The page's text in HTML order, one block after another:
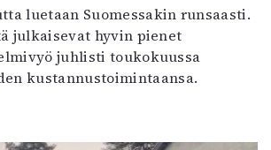
luetaan Suomessakin runsaasti.
julkaisevat hyvin pienet
juhlisti toukokuussa
kustannustoimintaansa.